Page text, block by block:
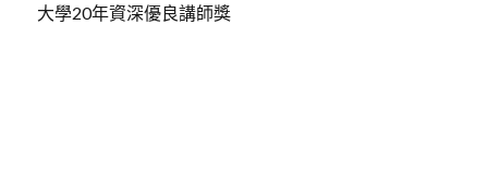
大學20年資深優良講師獎